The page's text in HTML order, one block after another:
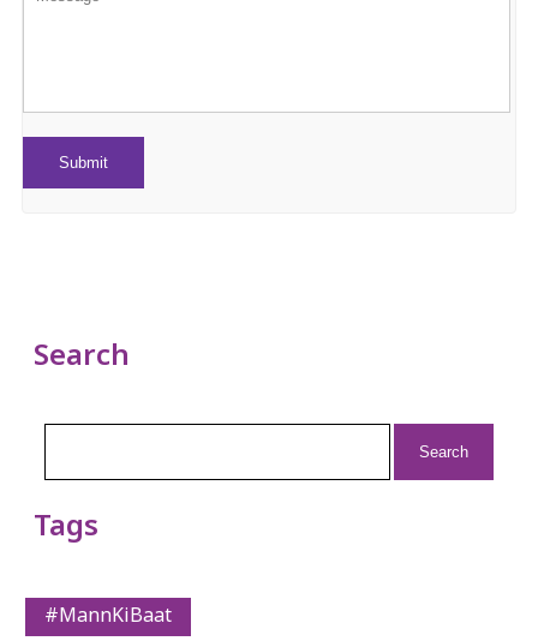
Search
Tags
#MannKiBaat